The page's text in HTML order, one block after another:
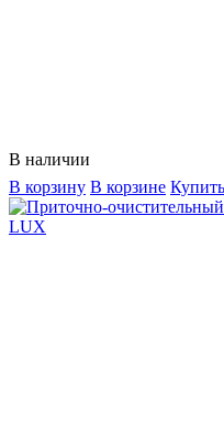
В наличии
В корзину В корзине